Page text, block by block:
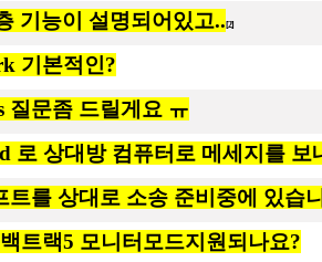
기능이 설명되어있고.. [2]
기본적인?
질문좀 드릴게요 ㅠ
로 상대방 컴퓨터로 메세지를 보
트를 상대로 소송 준비중에 있습
트랙5 모니터모드지원되나요?